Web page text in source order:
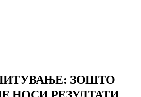
ЗОШТО